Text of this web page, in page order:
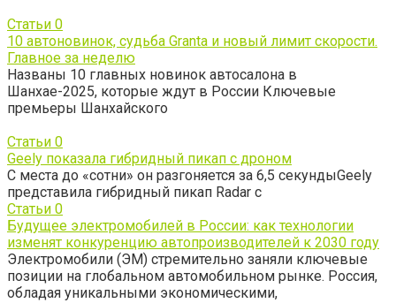
Статьи 0
10 автоновинок, судьба Granta и новый лимит скорости.
Главное за неделю
Названы 10 главных новинок автосалона в
Шанхае-2025, которые ждут в России Ключевые
премьеры Шанхайского
Статьи 0
Geely показала гибридный пикап с дроном
С места до «сотни» он разгоняется за 6,5 секундыGeely
представила гибридный пикап Radar с
Статьи 0
Будущее электромобилей в России: как технологии
изменят конкуренцию автопроизводителей к 2030 году
Электромобили (ЭМ) стремительно заняли ключевые
позиции на глобальном автомобильном рынке. Россия,
обладая уникальными экономическими,